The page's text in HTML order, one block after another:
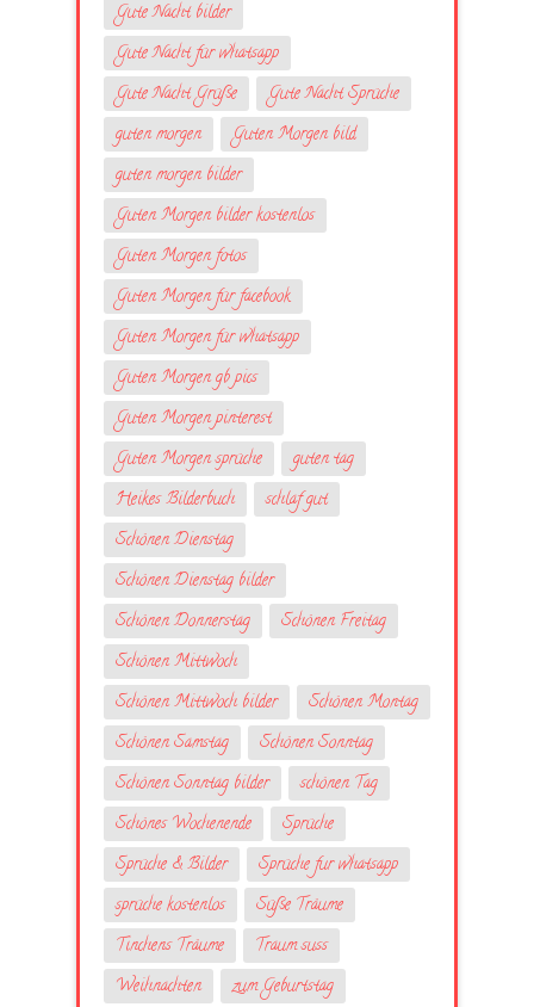
Gute Nacht bilder
Gute Nacht für whatsapp
Gute Nacht Grüße
Gute Nacht Sprüche
guten morgen
Guten Morgen bild
guten morgen bilder
Guten Morgen bilder kostenlos
Guten Morgen fotos
Guten Morgen für facebook
Guten Morgen für whatsapp
Guten Morgen gb pics
Guten Morgen pinterest
Guten Morgen sprüche
guten tag
Heikes Bilderbuch
schlaf gut
Schönen Dienstag
Schönen Dienstag bilder
Schönen Donnerstag
Schönen Freitag
Schönen Mittwoch
Schönen Mittwoch bilder
Schönen Montag
Schönen Samstag
Schönen Sonntag
Schönen Sonntag bilder
schönen Tag
Schönes Wochenende
Sprüche
Sprüche & Bilder
Sprüche fur whatsapp
sprüche kostenlos
Süße Träume
Tinchens Träume
Traum suss
Weihnachten
zum Geburtstag